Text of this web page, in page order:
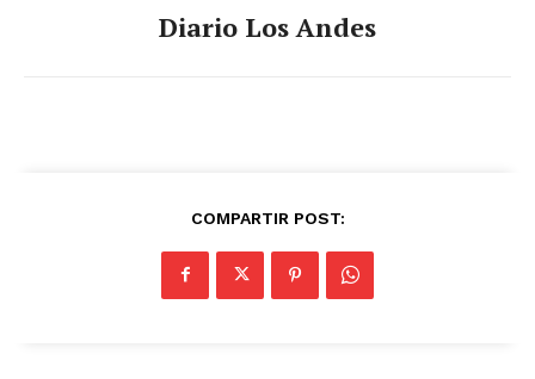
Diario Los Andes
COMPARTIR POST: